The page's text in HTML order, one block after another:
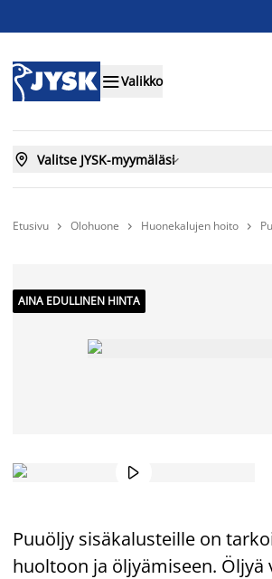
Valikko
 Valitse JYSK-myymäläsi
Etusivu  Olohuone  Huonekalujen hoito 
AINA EDULLINEN HINTA

Puuöljy sisäkalusteille on
huoltoon ja öljyämiseen.